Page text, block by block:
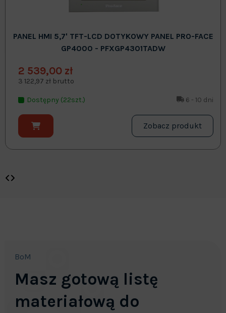
PANEL HMI 5,7' TFT-LCD DOTYKOWY PANEL PRO-FACE
GP4000 - PFXGP4301TADW
2 539,00 zł
3 122,97 zł brutto
Dostępny (22szt.) 6 - 10 dni
Zobacz produkt
BoM
Masz gotową listę
materiałową do